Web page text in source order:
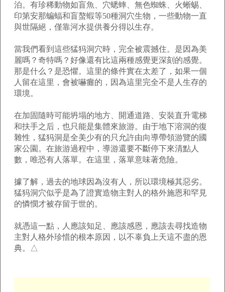
泊。有珍稀動物如盲魚、穴蟋蟀、無色蜘蛛、火蜥蜴、
印第安那蝙蝠和盲螯蝦等50種洞穴生物，一些動物一直
與世隔絕，僅靠河水提供養分得以生存。
當我們看到這些猛犸洞穴時，完全被震撼住。是因為美
麗嗎？奇特嗎？好像還有比這兩種感覺更深刻的感覺。
那是什么？是恐懼。這里的條件實在太差了，如果一個
人留在這里，會被嚇癱的，因為這里完全不是人生存的
環境。
在加固隨時可能坍塌的地方、開通道路、安裝直升電梯
和扶手之后，也只能是集體來旅游。由于地下溶洞的復
雜性，猛犸洞是全美少有的只允許由向導帶領游覽的國
家公園。在旅游過程中，導游還要不斷停下來清點人
數，唯恐有人落單。在這里，落單意味著危險。
據了解，過去的地球因為沒有人，所以環境極其惡劣。
猛犸洞穴似乎是為了證實造物主對人的格外施恩和罕見
的憐憫才被存留于世的。
就憑這一點，人應該知足、應該感恩，應該去尋找造物
主對人格外珍惜的根本原因，以不辜負上天這不盡的恩
典。△